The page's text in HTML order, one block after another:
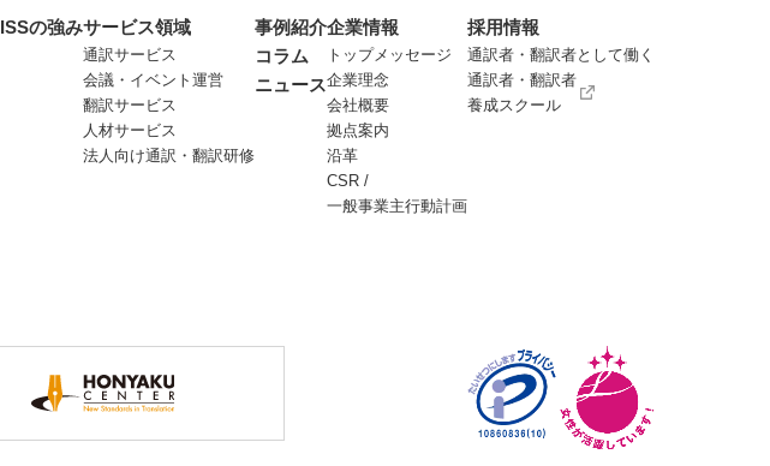
ISSの強みサービス領域
通訳サービス
会議・イベント運営
翻訳サービス
人材サービス
法人向け通訳・翻訳研修
事例紹介
コラム
ニュース
企業情報
トップメッセージ
企業理念
会社概要
拠点案内
沿革
CSR /
一般事業主行動計画
採用情報
通訳者・翻訳者として働く
通訳者・翻訳者
養成スクール